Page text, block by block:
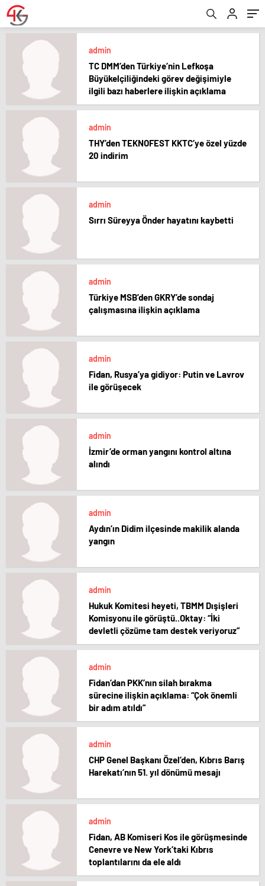
admin
TC DMM’den Türkiye’nin Lefkoşa
Büyükelçiliğindeki görev değişimiyle
ilgili bazı haberlere ilişkin açıklama
admin
THY’den TEKNOFEST KKTC’ye özel yüzde
20 indirim
admin
Sırrı Süreyya Önder hayatını kaybetti
admin
Türkiye MSB’den GKRY’de sondaj
çalışmasına ilişkin açıklama
admin
Fidan, Rusya’ya gidiyor: Putin ve Lavrov
ile görüşecek
admin
İzmir’de orman yangını kontrol altına
alındı
admin
Aydın’ın Didim ilçesinde makilik alanda
yangın
admin
Hukuk Komitesi heyeti, TBMM Dışişleri
Komisyonu ile görüştü..Oktay: “İki
devletli çözüme tam destek veriyoruz”
admin
Fidan’dan PKK’nın silah bırakma
sürecine ilişkin açıklama: “Çok önemli
bir adım atıldı”
admin
CHP Genel Başkanı Özel’den, Kıbrıs Barış
Harekatı’nın 51. yıl dönümü mesajı
admin
Fidan, AB Komiseri Kos ile görüşmesinde
Cenevre ve New York’taki Kıbrıs
toplantılarını da ele aldı